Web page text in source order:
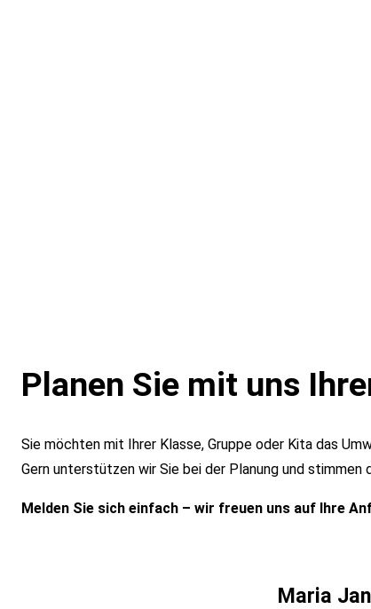
Planen Sie mit uns
Sie möchten mit Ihrer Klasse, Gruppe oder Kita das
Gern unterstützen wir Sie bei der Planung und stimmen
Melden Sie sich einfach – wir freuen uns auf Ihre
Maria